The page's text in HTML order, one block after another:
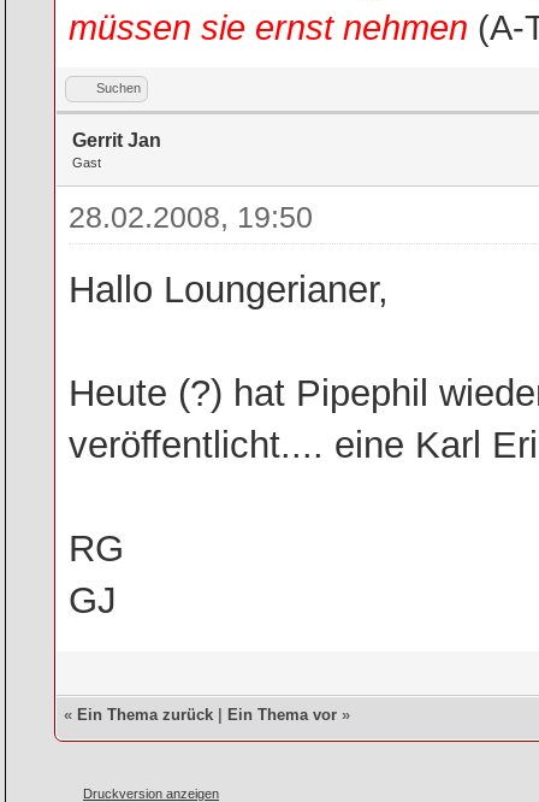
müssen sie ernst nehmen (A-
Suchen
Gerrit Jan
Gast
28.02.2008, 19:50
Hallo Loungerianer,
Heute (?) hat Pipephil
veröffentlicht.... eine Karl
RG
GJ
« Ein Thema zurück Ein Thema vor »
Druckversion anzeigen